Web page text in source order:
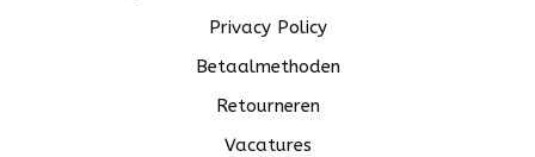
Privacy Policy
Betaalmethoden
Retourneren
Vacatures